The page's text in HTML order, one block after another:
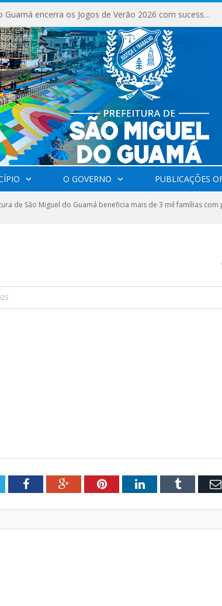
O GOVERNO PUBLICAÇÕES
de São Miguel do Guamá beneficia mais de 3 mil famílias com
FacebookGoogle+PinterestLinkedInTumblr